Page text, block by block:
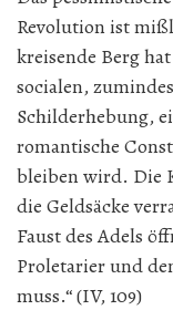
Revolution ist
kreisende Berg
socialen,
Schilderhebung,
romantische
bleiben wird. Die
die Geldsäcke
Faust des Adels
Proletarier und
muss.“ (IV, 109)